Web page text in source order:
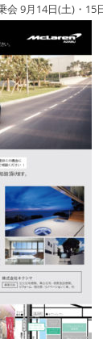
会 9月14日(土)・